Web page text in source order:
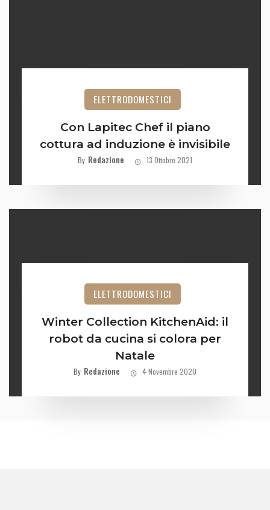
ELETTRODOMESTICI
Con Lapitec Chef il piano
cottura ad induzione è invisibile
By Redazione 13 Ottobre 2021
ELETTRODOMESTICI
Winter Collection KitchenAid: il
robot da cucina si colora per
Natale
By Redazione 4 Novembre 2020